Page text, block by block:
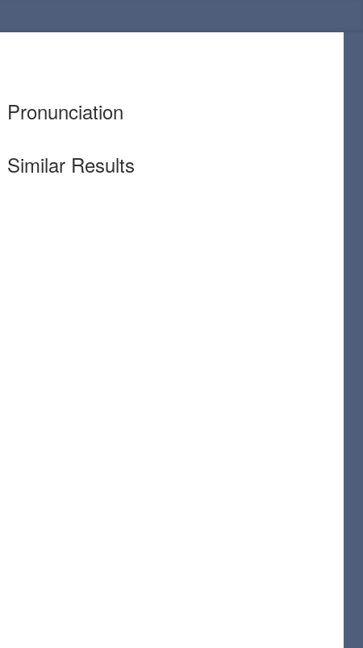
Pronunciation
Similar Results